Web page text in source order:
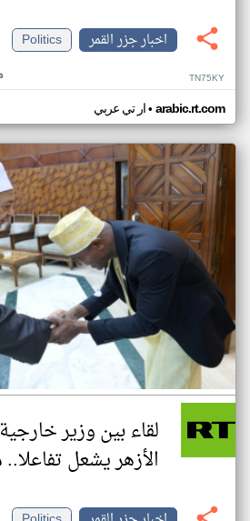
اخبار جزر القمر
Politics
TN75KY
ار تي عربي• arabic.rt.com
لقاء بين وزير
الأزهر يشعل